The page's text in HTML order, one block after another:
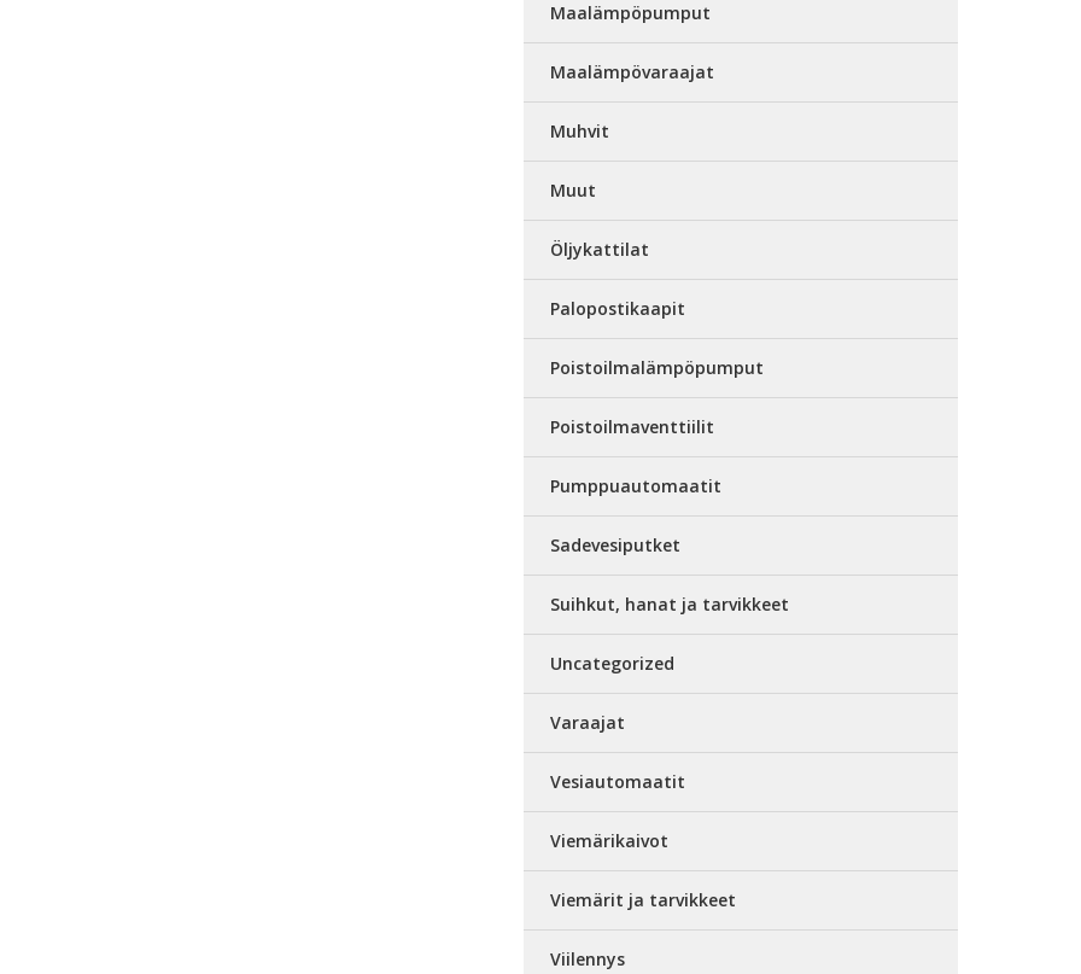
Maalämpöpumput
Maalämpövaraajat
Muhvit
Muut
Öljykattilat
Palopostikaapit
Poistoilmalämpöpumput
Poistoilmaventtiilit
Pumppuautomaatit
Sadevesiputket
Suihkut, hanat ja tarvikkeet
Uncategorized
Varaajat
Vesiautomaatit
Viemärikaivot
Viemärit ja tarvikkeet
Viilennys